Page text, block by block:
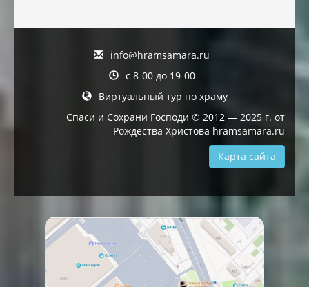
info@hramsamara.ru
с 8-00 до 19-00
Виртуальный тур по храму
Спаси и Сохрани Господи © 2012 — 2025 г. от
Рождества Христова hramsamara.ru
Карта сайта